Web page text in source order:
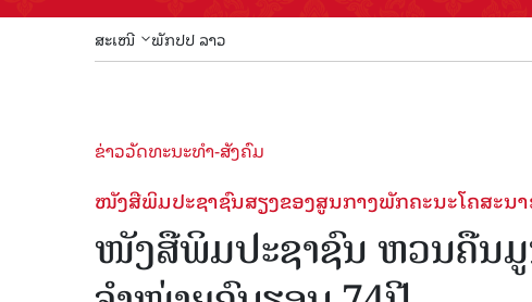
ສະເໜີ ພັກປປ ລາວ
ຂ່າວວັດທະນະທຳ-ສັງຄົມ
ໜັງສືພິມປະຊາຊົນສຽງຂອງສູນກາງພັກຄະນະໂຄສະນ
ໜັງສືພິມປະຊາຊົນ ຫວນຄືນ